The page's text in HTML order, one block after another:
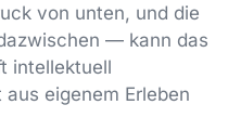
von unten, und die
— kann das
intellektuell
eigenem Erleben